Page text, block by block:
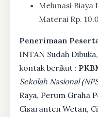
Melunasi
Materai Rp.
Penerimaan
INTAN Sudah
kontak berikut :
Sekolah Nasional
Raya, Perum Graha
Cisaranten Wetan,